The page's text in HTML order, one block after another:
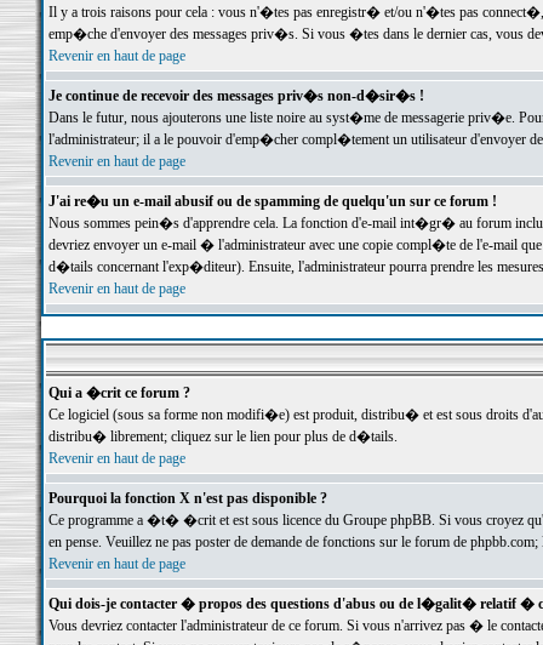
Il y a trois raisons pour cela : vous n'�tes pas enregistr� et/ou n'�tes pas
emp�che d'envoyer des messages priv�s. Si vous �tes dans le dernier cas, vous
Revenir en haut de page
Je continue de recevoir des messages priv�s non-d�sir�s !
Dans le futur, nous ajouterons une liste noire au syst�me de messagerie priv�e.
l'administrateur; il a le pouvoir d'emp�cher compl�tement un utilisateur d'envoyer
Revenir en haut de page
J'ai re�u un e-mail abusif ou de spamming de quelqu'un sur ce forum !
Nous sommes pein�s d'apprendre cela. La fonction d'e-mail int�gr� au forum inclut
devriez envoyer un e-mail � l'administrateur avec une copie compl�te de l'e-mail
d�tails concernant l'exp�diteur). Ensuite, l'administrateur pourra prendre les
Revenir en haut de page
Qui a �crit ce forum ?
Ce logiciel (sous sa forme non modifi�e) est produit, distribu� et est sous droits
distribu� librement; cliquez sur le lien pour plus de d�tails.
Revenir en haut de page
Pourquoi la fonction X n'est pas disponible ?
Ce programme a �t� �crit et est sous licence du Groupe phpBB. Si vous croyez
en pense. Veuillez ne pas poster de demande de fonctions sur le forum de
Revenir en haut de page
Qui dois-je contacter � propos des questions d'abus ou de l�galit� relatif �
Vous devriez contacter l'administrateur de ce forum. Si vous n'arrivez pas � le